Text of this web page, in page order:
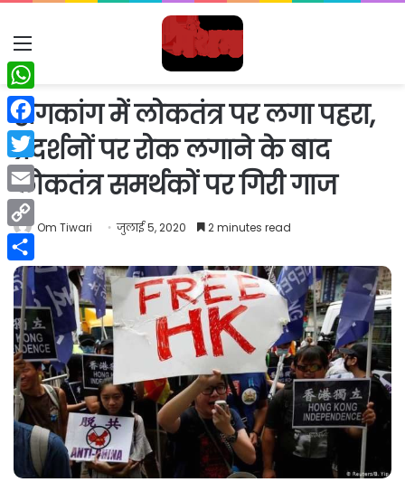
Menu
हांगकांग में लोकतंत्र पर लगा पहरा,
प्रदर्शनों पर रोक लगाने के बाद
लोकतंत्र समर्थकों पर गिरी गाज
Om Tiwari जुलाई 5, 2020 2 minutes read
WhatsApp
Facebook
Twitter
Email
Copy
Link
Share